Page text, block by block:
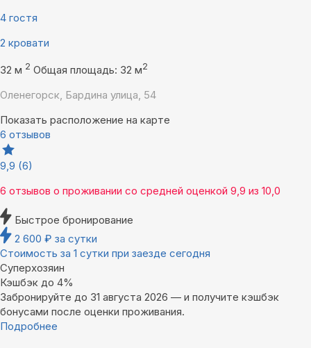
4 гостя
2 кровати
32 м 2 Общая площадь: 32 м2
Оленегорск, Бардина улица, 54
Показать расположение на карте
6 отзывов
9,9 (6)
6 отзывов о проживании со средней оценкой 9,9 из 10,0
Быстрое бронирование
2 600 ₽ за сутки
Стоимость за 1 сутки при заезде сегодня
Суперхозяин
Кэшбэк до 4%
Забронируйте до 31 августа 2026 — и получите кэшбэк
бонусами после оценки проживания.
Подробнее